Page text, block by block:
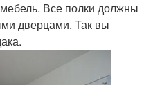
Все полки должны
дверцами. Так вы